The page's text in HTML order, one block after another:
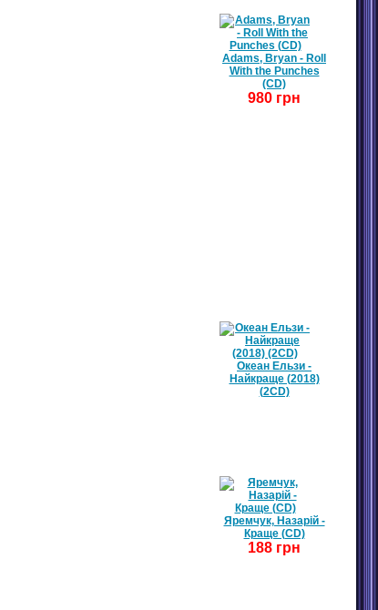
Adams, Bryan - Roll
With the Punches
(CD)
980 грн
Океан Ельзи -
Найкраще (2018)
(2CD)
Яремчук, Назарій -
Краще (CD)
188 грн